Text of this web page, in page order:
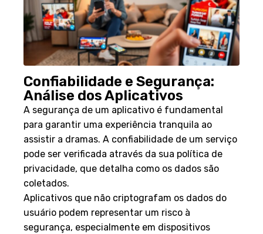
Confiabilidade e Segurança:
Análise dos Aplicativos
A segurança de um aplicativo é fundamental
para garantir uma experiência tranquila ao
assistir a dramas. A confiabilidade de um serviço
pode ser verificada através da sua política de
privacidade, que detalha como os dados são
coletados.
Aplicativos que não criptografam os dados do
usuário podem representar um risco à
segurança, especialmente em dispositivos